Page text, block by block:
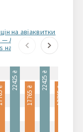
на авіаквитки
Ламеція-
сезон літо
₴
22425 ₴
17765 ₴
22425 ₴
17765 ₴